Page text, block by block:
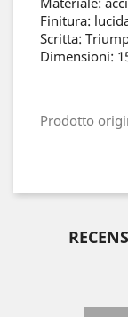
Finitura:
Scritta:
Dimensioni:
Prodotto